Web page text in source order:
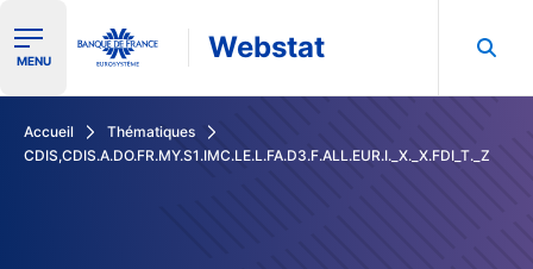
Ouvrir le menu de navigation
MENU Webstat
Accueil
Thématiques
CDIS,CDIS.A.DO.FR.MY.S1.IMC.LE.L.FA.D3.F.ALL.EUR.I._X._X.FDI_T._Z